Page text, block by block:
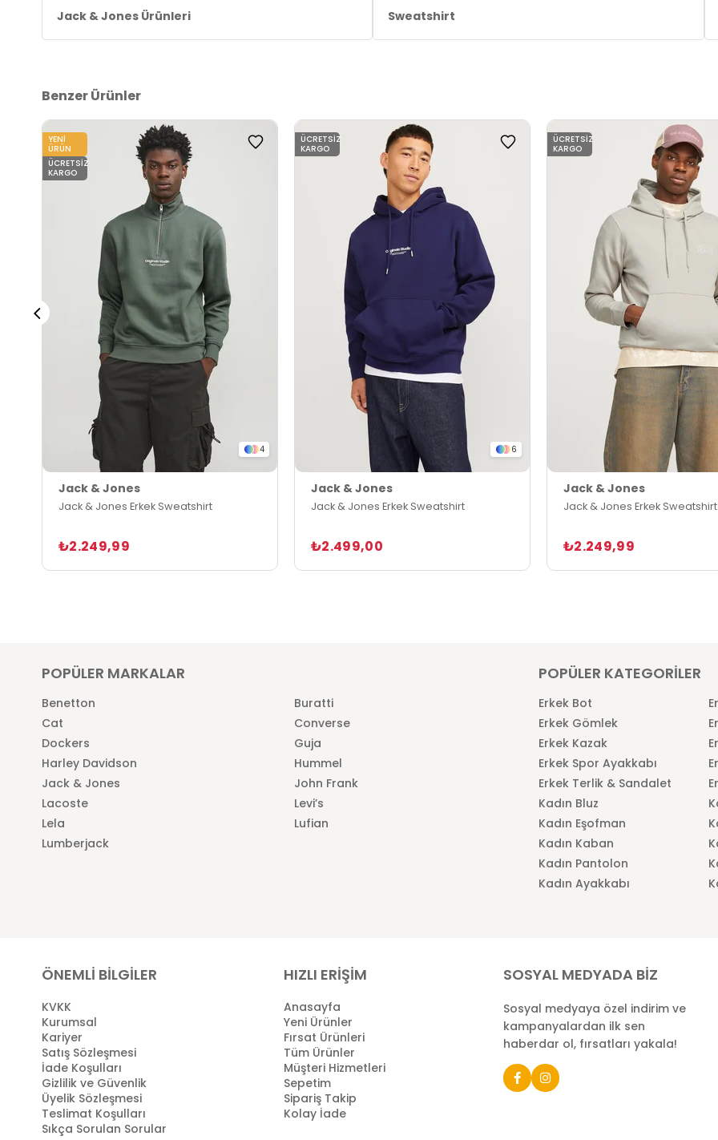
Jack & Jones Ürünleri
Sweatshirt
Benzer Ürünler
4
Jack & Jones
Jack & Jones Erkek Sweatshirt
₺2.249,99
YENI
ÜRÜN
ÜCRETSIZ
KARGO
6
Jack & Jones
Jack & Jones Erkek Sweatshirt
₺2.499,00
ÜCRETSIZ
KARGO
Jack & Jones
Jack & Jones Erkek Sweatshirt
₺2.249,99
ÜCRETSIZ
KARGO
POPÜLER MARKALAR
Benetton
Buratti
Cat
Converse
Dockers
Guja
Harley Davidson
Hummel
Jack & Jones
John Frank
Lacoste
Levi’s
Lela
Lufian
Lumberjack
POPÜLER KATEGORİLER
Erkek Bot
Erkek Gömlek
Erkek Kazak
Erkek Spor Ayakkabı
Erkek Terlik & Sandalet
Kadın Bluz
Kadın Eşofman
Kadın Kaban
Kadın Pantolon
Kadın Ayakkabı
ÖNEMLİ BİLGİLER
KVKK
Kurumsal
Kariyer
Satış Sözleşmesi
İade Koşulları
Gizlilik ve Güvenlik
Üyelik Sözleşmesi
Teslimat Koşulları
Sıkça Sorulan Sorular
HIZLI ERİŞİM
Anasayfa
Yeni Ürünler
Fırsat Ürünleri
Tüm Ürünler
Müşteri Hizmetleri
Sepetim
Sipariş Takip
Kolay İade
SOSYAL MEDYADA BİZ
Sosyal medyaya özel indirim ve
kampanyalardan ilk sen
haberdar ol, fırsatları yakala!